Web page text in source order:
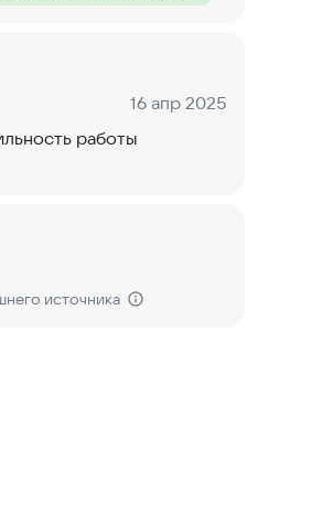
Дата:
16 апр 2025
работы
источника